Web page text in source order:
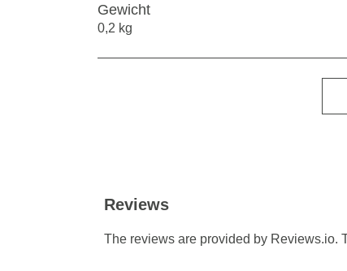
Gewicht
0,2 kg
Reviews
The reviews are provided by Reviews.io.